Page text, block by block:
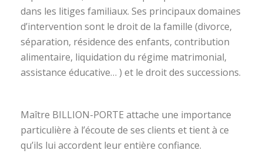
dans les litiges familiaux. Ses principaux domaines
d’intervention sont le droit de la famille (divorce,
séparation, résidence des enfants, contribution
alimentaire, liquidation du régime matrimonial,
assistance éducative… ) et le droit des successions.
Maître BILLION-PORTE attache une importance
particulière à l’écoute de ses clients et tient à ce
qu’ils lui accordent leur entière confiance.